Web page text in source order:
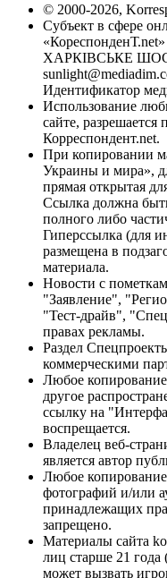
© 2000-2026,
Субъект в сфере
ХАРКІВСЬКЕ ШОСЕ,
Идентификатор
Использование
сайте,
Корреспондент.net.
При копировании
Украины и мира»,
прямая открытая
Ссылка должна
полного либо
Гиперссылка (для
размещена в
материала.
Новости с
"Заявление",
"Тест-драйв",
правах рекламы.
Раздел
коммерческими
Любое
другое
ссылку на
воспрещается.
Владелец веб-
является автор
Любое
фотографий и/или
принадлежащих
запрещено.
Материалы сайта
лиц старше 21 года
может вызвать